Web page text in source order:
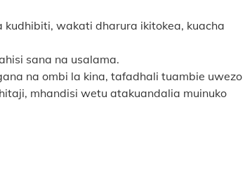
wakati dharura ikitokea, kuacha
sana na usalama.
na ombi la kina, tafadhali tuambie uwezo
mhandisi wetu atakuandalia muinuko